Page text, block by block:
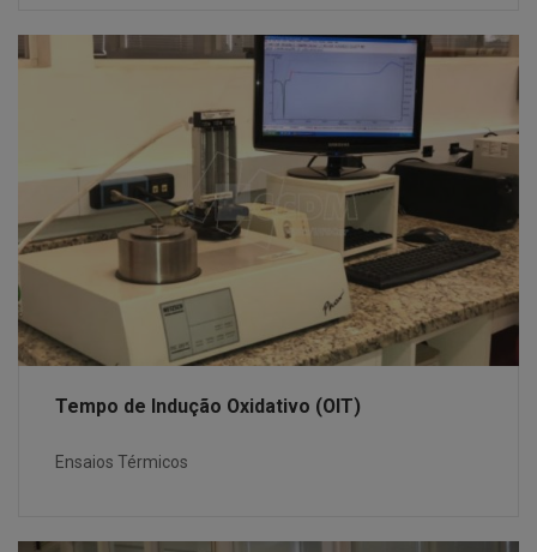
Tempo de Indução Oxidativo (OIT)
Ensaios Térmicos